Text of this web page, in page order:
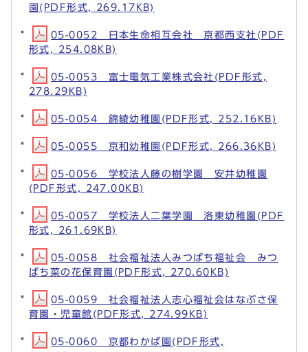
園(PDF形式, 269.17KB)
05-0052 日本生命相互会社 京都西支社(PDF
形式, 254.08KB)
05-0053 富士電気工業株式会社(PDF形式,
278.29KB)
05-0054 錦綾幼稚園(PDF形式, 252.16KB)
05-0055 京和幼稚園(PDF形式, 266.36KB)
05-0056 学校法人藤の樹学園 安井幼稚園
(PDF形式, 247.00KB)
05-0057 学校法人二葉学園 洛東幼稚園(PDF
形式, 261.69KB)
05-0058 社会福祉法人みつばち福祉会 みつ
ばち菜の花保育園(PDF形式, 270.60KB)
05-0059 社会福祉法人志心福祉会はなぶさ保
育園・児童館(PDF形式, 274.99KB)
05-0060 京都わかば園(PDF形式,